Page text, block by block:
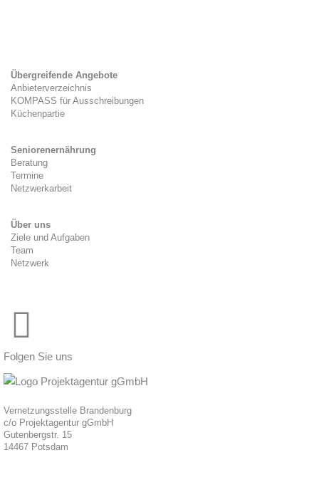
Übergreifende Angebote
Anbieterverzeichnis
KOMPASS für Ausschreibungen
Küchenpartie
Seniorenernährung
Beratung
Termine
Netzwerkarbeit
Über uns
Ziele und Aufgaben
Team
Netzwerk
Folgen Sie uns
Vernetzungsstelle Brandenburg
c/o Projektagentur gGmbH
Gutenbergstr. 15
14467 Potsdam